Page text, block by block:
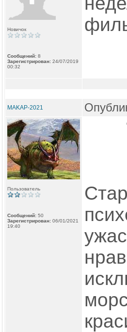
Новичок
Сообщений: 8
Зарегистрирован: 24/07/2019
00:32
MAKAP-2021
Пользователь
Сообщений: 50
Зарегистрирован: 06/01/2021
19:40